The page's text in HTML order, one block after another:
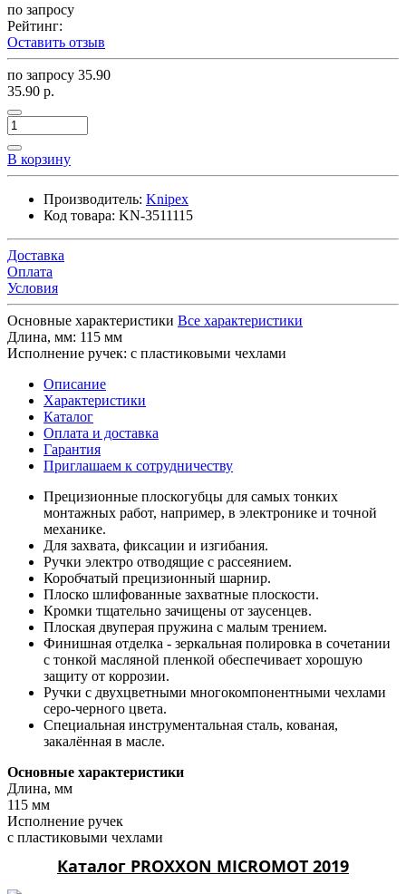
по запросу
Рейтинг:
Оставить отзыв
по запросу 35.90
35.90 р.
В корзину
Производитель: Knipex
Код товара: KN-3511115
Доставка
Оплата
Условия
Основные характеристики Все характеристики
Длина, мм: 115 мм
Исполнение ручек: с пластиковыми чехлами
Описание
Характеристики
Каталог
Оплата и доставка
Гарантия
Приглашаем к сотрудничеству
Прецизионные плоскогубцы для самых тонких
монтажных работ, например, в электронике и точной
механике.
Для захвата, фиксации и изгибания.
Ручки электро отводящие с рассеянием.
Коробчатый прецизионный шарнир.
Плоско шлифованные захватные плоскости.
Кромки тщательно зачищены от заусенцев.
Плоская двуперая пружина с малым трением.
Финишная отделка - зеркальная полировка в сочетании
с тонкой масляной пленкой обеспечивает хорошую
защиту от коррозии.
Ручки с двухцветными многокомпонентными чехлами
серо-черного цвета.
Специальная инструментальная сталь, кованая,
закалённая в масле.
Основные характеристики
Длина, мм
115 мм
Исполнение ручек
с пластиковыми чехлами
Каталог PROXXON MICROMOT 2019